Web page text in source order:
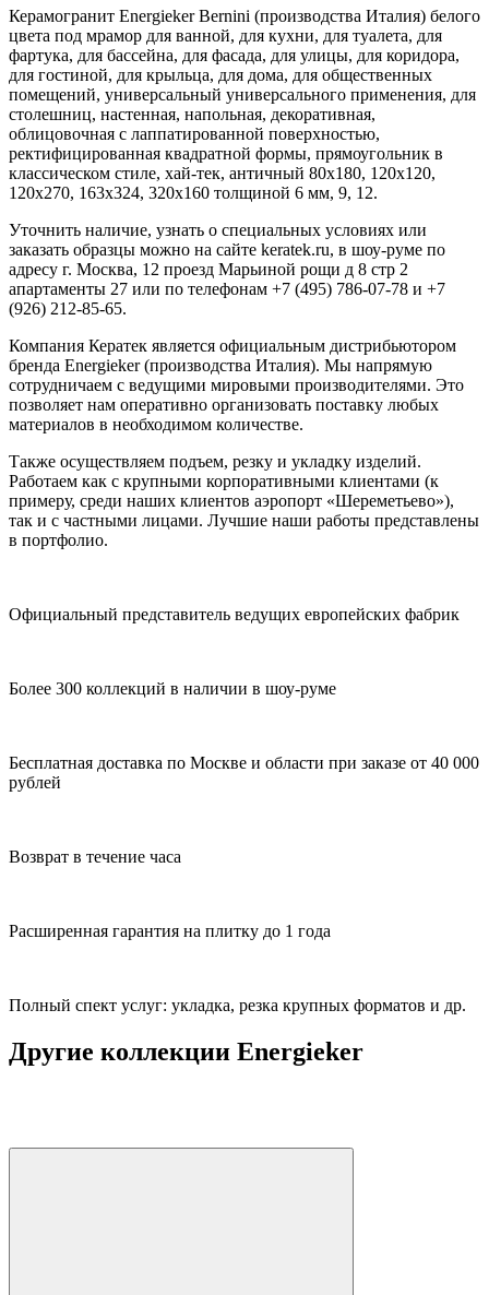
Керамогранит Energieker Bernini (производства Италия) белого
цвета под мрамор для ванной, для кухни, для туалета, для
фартука, для бассейна, для фасада, для улицы, для коридора,
для гостиной, для крыльца, для дома, для общественных
помещений, универсальный универсального применения, для
столешниц, настенная, напольная, декоративная,
облицовочная с лаппатированной поверхностью,
ректифицированная квадратной формы, прямоугольник в
классическом стиле, хай-тек, античный 80х180, 120х120,
120x270, 163х324, 320х160 толщиной 6 мм, 9, 12.
Уточнить наличие, узнать о специальных условиях или
заказать образцы можно на сайте keratek.ru, в шоу-руме по
адресу г. Москва, 12 проезд Марьиной рощи д 8 стр 2
апартаменты 27 или по телефонам +7 (495) 786-07-78 и +7
(926) 212-85-65.
Компания Кератек является официальным дистрибьютором
бренда Energieker (производства Италия). Мы напрямую
сотрудничаем с ведущими мировыми производителями. Это
позволяет нам оперативно организовать поставку любых
материалов в необходимом количестве.
Также осуществляем подъем, резку и укладку изделий.
Работаем как с крупными корпоративными клиентами (к
примеру, среди наших клиентов аэропорт «Шереметьево»),
так и с частными лицами. Лучшие наши работы представлены
в портфолио.
Официальный представитель ведущих европейских фабрик
Более 300 коллекций в наличии в шоу-руме
Бесплатная доставка по Москве и области при заказе от 40 000
рублей
Возврат в течение часа
Расширенная гарантия на плитку до 1 года
Полный спект услуг: укладка, резка крупных форматов и др.
Другие коллекции Energieker